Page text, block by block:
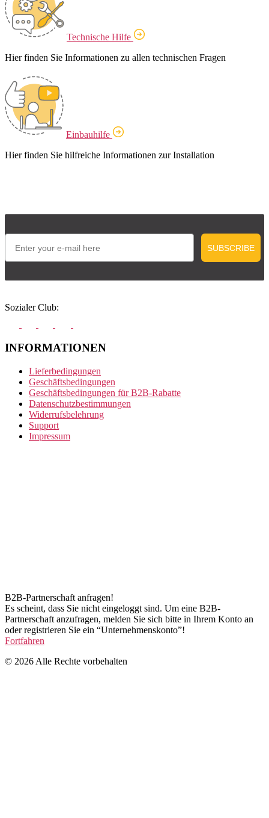
Technische Hilfe
Hier finden Sie Informationen zu allen technischen Fragen
Einbauhilfe
Hier finden Sie hilfreiche Informationen zur Installation
Email
SUBSCRIBE
Sozialer Club:
INFORMATIONEN
Lieferbedingungen
Geschäftsbedingungen
Geschäftsbedingungen für B2B-Rabatte
Datenschutzbestimmungen
Widerrufsbelehrung
Support
Impressum
B2B-Partnerschaft anfragen!
Es scheint, dass Sie nicht eingeloggt sind. Um eine B2B-
Partnerschaft anzufragen, melden Sie sich bitte in Ihrem Konto an
oder registrieren Sie ein “Unternehmenskonto”!
Fortfahren
© 2026 Alle Rechte vorbehalten